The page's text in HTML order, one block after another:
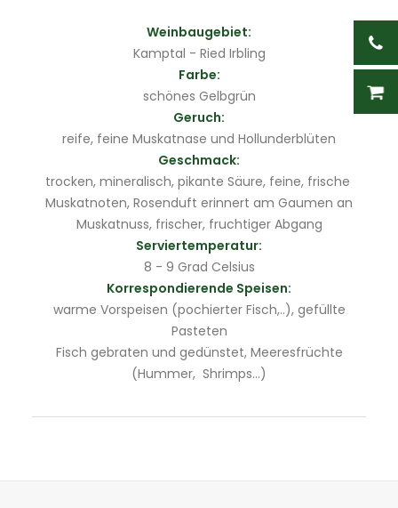
Weinbaugebiet:
Kamptal - Ried Irbling
Farbe:
schönes Gelbgrün
Geruch:
reife, feine Muskatnase und Hollunderblüten
Geschmack:
trocken, mineralisch, pikante Säure, feine, frische
Muskatnoten, Rosenduft erinnert am Gaumen an
Muskatnuss, frischer, fruchtiger Abgang
Serviertemperatur:
8 - 9 Grad Celsius
Korrespondierende Speisen:
warme Vorspeisen (pochierter Fisch,..), gefüllte
Pasteten
Fisch gebraten und gedünstet, Meeresfrüchte
(Hummer, Shrimps…)